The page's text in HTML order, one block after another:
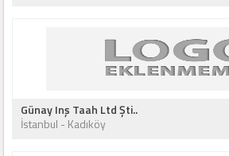
Günay Inş Taah Ltd Şti..
İstanbul - Kadıköy